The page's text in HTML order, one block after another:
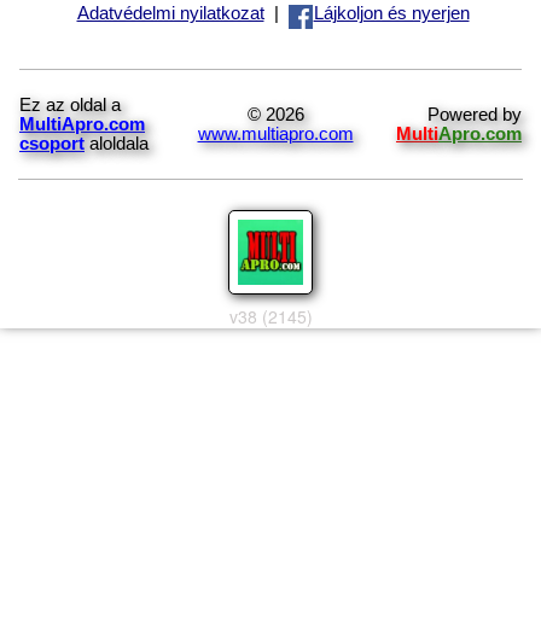
Adatvédelmi nyilatkozat| Lájkoljon és nyerjen
Ez az oldal a
MultiApro.com
csoport aloldala
© 2026
www.multiapro.com
Powered by
MultiApro.com
v38 (2145)